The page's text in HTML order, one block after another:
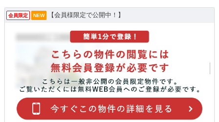
会員限定 NEW 【会員様限定で公開中！】